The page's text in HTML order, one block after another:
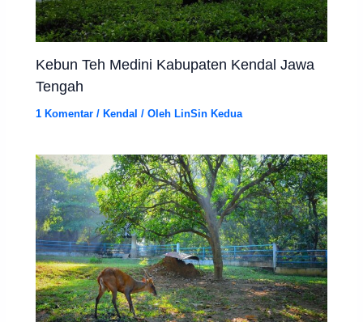
Kebun Teh Medini Kabupaten Kendal Jawa
Tengah
1 Komentar / Kendal / Oleh LinSin Kedua